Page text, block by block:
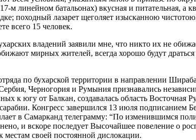
линейном батальонах) вкусная и питательная, а
походный лазарет щеголяет изысканною
всего 15 человек.
владений заявили мне, что никто их не
мирных жителей, всегда хорошо будут драться
по бухарской территории в направлении
Черногория и Румыния признавались
к югу от Балкан, создавалась область Восточная
Конгресс завершился 13 июля подписанием
в Самарканд телеграмму: “По изменившимся
и вскоре последует Высочайшее повеление о
своей постоянной дислокации.